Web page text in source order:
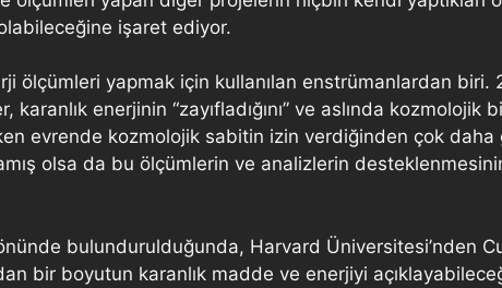
işaret ediyor.
ölçümleri yapmak için kullanılan enstrümanlardan
enerjinin “zayıfladığını” ve aslında kozmolojik
evrende kozmolojik sabitin izin verdiğinden çok
olsa da bu ölçümlerin ve analizlerin
bulundurulduğunda, Harvard Üniversitesi’nden
bir boyutun karanlık madde ve enerjiyi